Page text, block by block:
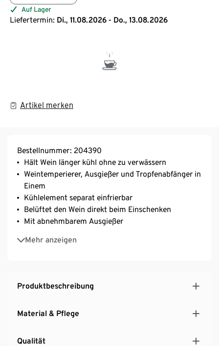
Auf Lager
Liefertermin: Di., 11.08.2026 - Do., 13.08.2026
Artikel merken
Bestellnummer: 204390
Hält Wein länger kühl ohne zu verwässern
Weintemperierer, Ausgießer und Tropfenabfänger in
Einem
Kühlelement separat einfrierbar
Belüftet den Wein direkt beim Einschenken
Mit abnehmbarem Ausgießer
Mehr anzeigen
Für viele handelsübliche Weinflaschen geeignet
Kühlelement aus hochwertigem Edelstahl 18/10
Produktbeschreibung
Material & Pflege
Qualität